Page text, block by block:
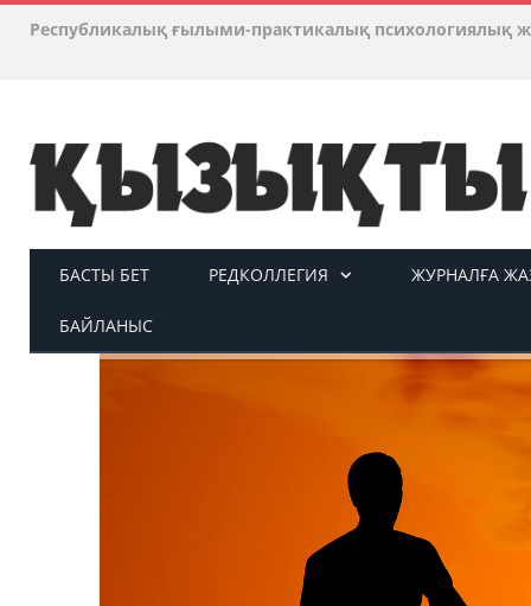
Республикалық ғылыми-практикалық психологиялық
БАСТЫ БЕТ РЕДКОЛЛЕГИЯ ЖУРНАЛҒА
БАЙЛАНЫС